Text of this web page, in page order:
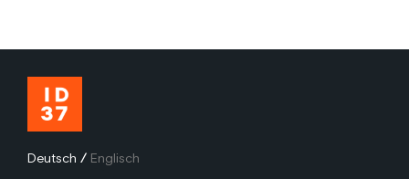
Deutsch / Englisch